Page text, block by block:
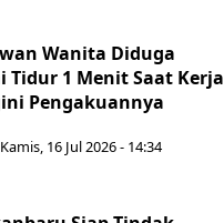
Wanita Diduga
Tidur 1 Menit Saat Kerja
Pengakuannya
Kamis, 16 Jul 2026 - 14:34